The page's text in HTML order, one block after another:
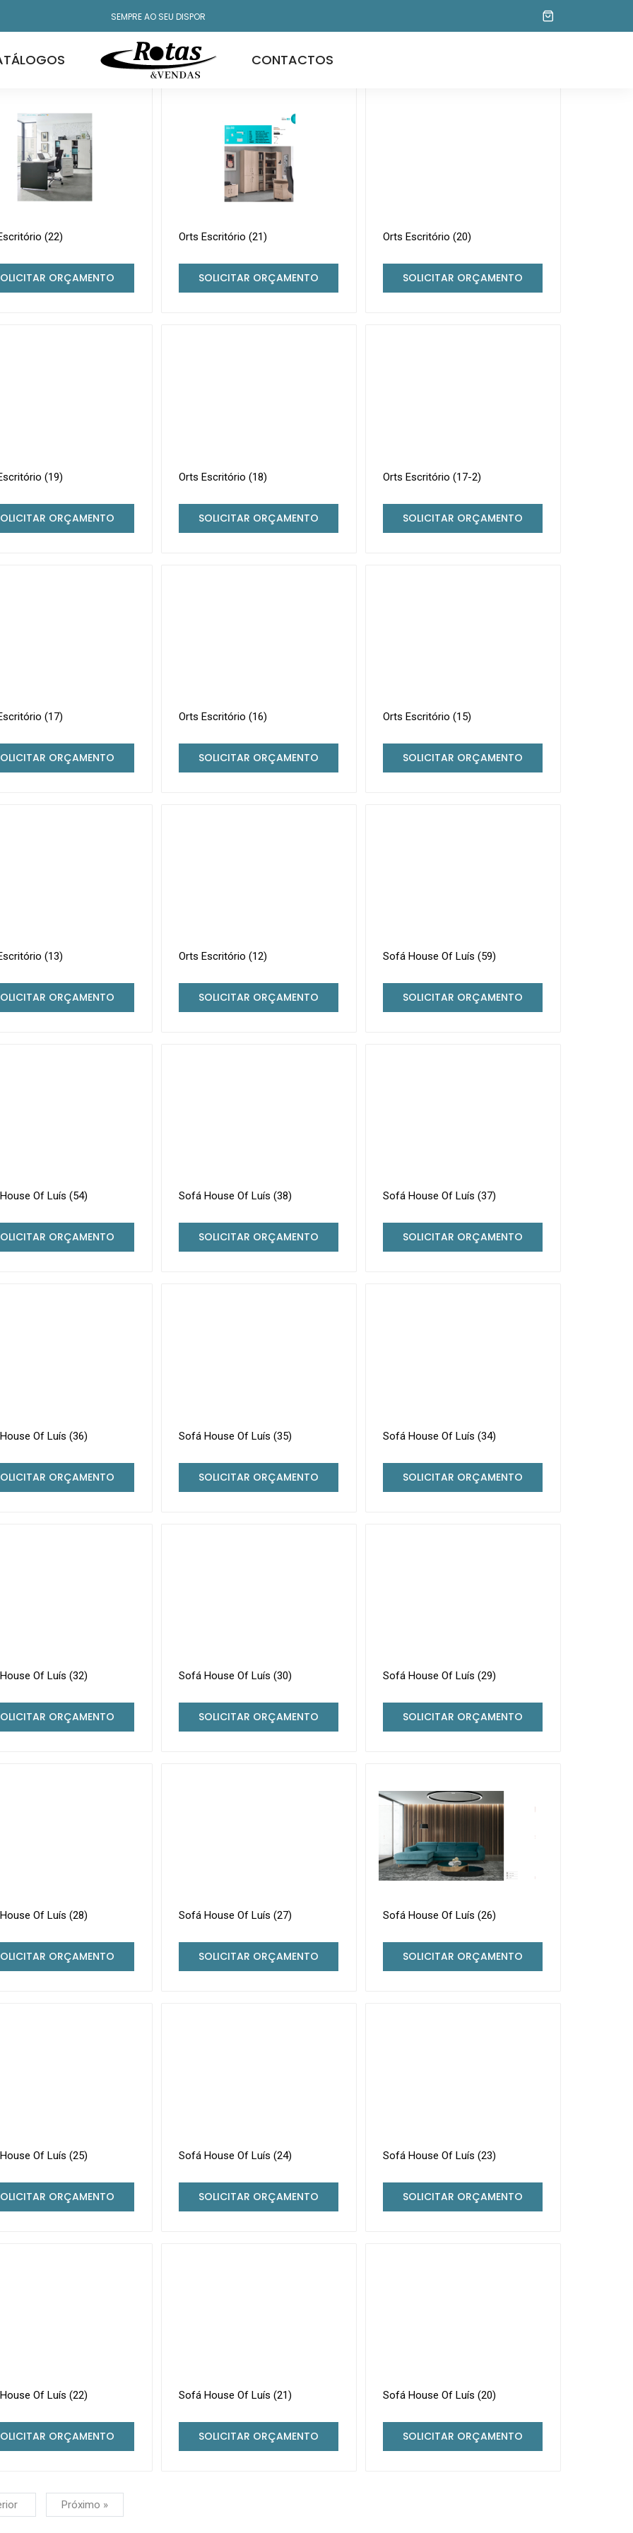
SEMPRE AO SEU DISPOR
CONTACTOS
A mostrar de 741 produtos
(22)
ORÇAMENTO
Orts Escritório (21)
SOLICITAR ORÇAMENTO
Orts Escritório (20)
SOLICITAR ORÇAMENTO
(19)
ORÇAMENTO
Orts Escritório (18)
SOLICITAR ORÇAMENTO
Orts Escritório (17-2)
SOLICITAR ORÇAMENTO
(17)
ORÇAMENTO
Orts Escritório (16)
SOLICITAR ORÇAMENTO
Orts Escritório (15)
SOLICITAR ORÇAMENTO
(13)
ORÇAMENTO
Orts Escritório (12)
SOLICITAR ORÇAMENTO
Sofá House Of Luís (59)
SOLICITAR ORÇAMENTO
Of Luís (54)
ORÇAMENTO
Sofá House Of Luís (38)
SOLICITAR ORÇAMENTO
Sofá House Of Luís (37)
SOLICITAR ORÇAMENTO
Of Luís (36)
ORÇAMENTO
Sofá House Of Luís (35)
SOLICITAR ORÇAMENTO
Sofá House Of Luís (34)
SOLICITAR ORÇAMENTO
Of Luís (32)
ORÇAMENTO
Sofá House Of Luís (30)
SOLICITAR ORÇAMENTO
Sofá House Of Luís (29)
SOLICITAR ORÇAMENTO
Of Luís (28)
ORÇAMENTO
Sofá House Of Luís (27)
SOLICITAR ORÇAMENTO
Sofá House Of Luís (26)
SOLICITAR ORÇAMENTO
Of Luís (25)
ORÇAMENTO
Sofá House Of Luís (24)
SOLICITAR ORÇAMENTO
Sofá House Of Luís (23)
SOLICITAR ORÇAMENTO
Of Luís (22)
ORÇAMENTO
Sofá House Of Luís (21)
SOLICITAR ORÇAMENTO
Sofá House Of Luís (20)
SOLICITAR ORÇAMENTO
Próximo »